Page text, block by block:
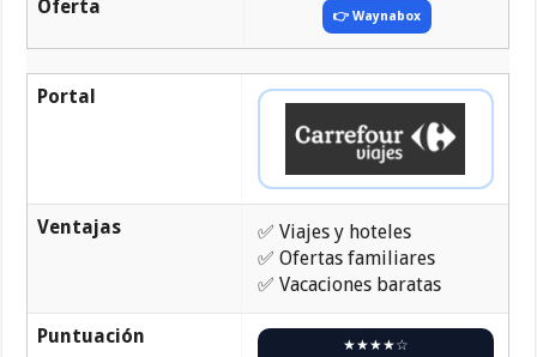
Oferta 👉 Waynabox
Portal
Ventajas
✅ Viajes y hoteles
✅ Ofertas familiares
✅ Vacaciones baratas
Puntuación ★★★★☆